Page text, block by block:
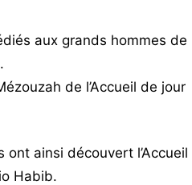
aux grands hommes de
de l’Accueil de jour
ainsi découvert l’Accueil
Habib.